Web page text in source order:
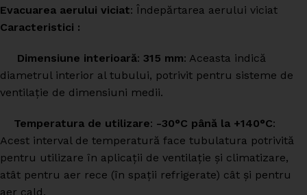
Evacuarea aerului viciat: Îndepărtarea aerului viciat
Caracteristici :
Dimensiune interioară: 315 mm: Aceasta indică
diametrul interior al tubului, potrivit pentru sisteme de
ventilație de dimensiuni medii.
Temperatura de utilizare: -30°C până la +140°C:
Acest interval de temperatură face tubulatura potrivită
pentru utilizare în aplicații de ventilație și climatizare,
atât pentru aer rece (în spații refrigerate) cât și pentru
aer cald.